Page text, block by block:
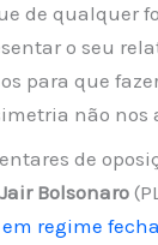
de qualquer
o seu
para que
não nos
de
Jair Bolsonaro
regime